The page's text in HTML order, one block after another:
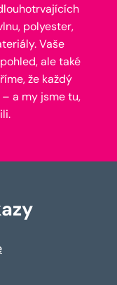
polyester,
Vaše
ale také
že každý
a my jsme tu,